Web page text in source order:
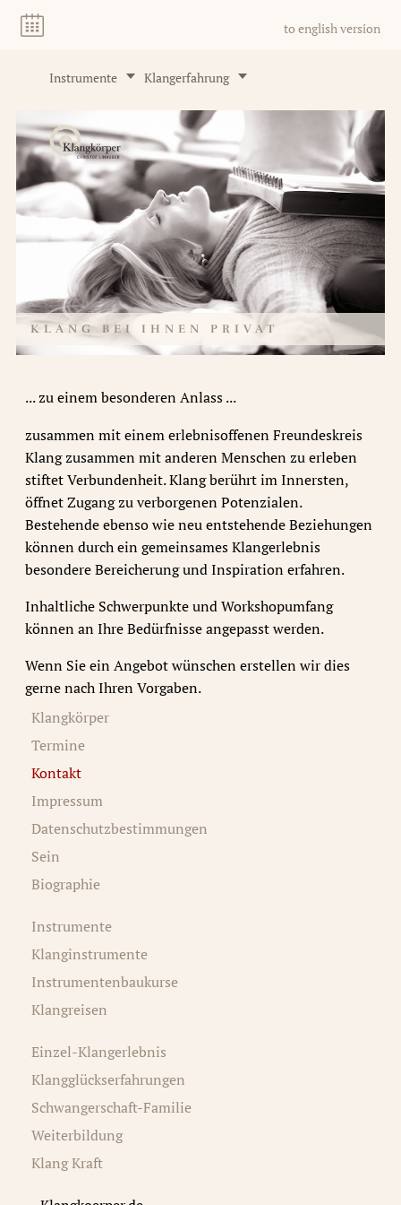
to english version
Instrumente Klangerfahrung
KLANG BEI IHNEN PRIVAT
... zu einem besonderen Anlass ...
zusammen mit einem erlebnisoffenen Freundeskreis
Klang zusammen mit anderen Menschen zu erleben
stiftet Verbundenheit. Klang berührt im Innersten,
öffnet Zugang zu verborgenen Potenzialen.
Bestehende ebenso wie neu entstehende Beziehungen
können durch ein gemeinsames Klangerlebnis
besondere Bereicherung und Inspiration erfahren.
Inhaltliche Schwerpunkte und Workshopumfang
können an Ihre Bedürfnisse angepasst werden.
Wenn Sie ein Angebot wünschen erstellen wir dies
gerne nach Ihren Vorgaben.
Klangkörper
Termine
Kontakt
Impressum
Datenschutzbestimmungen
Sein
Biographie
Instrumente
Klanginstrumente
Instrumentenbaukurse
Klangreisen
Einzel-Klangerlebnis
Klangglückserfahrungen
Schwangerschaft-Familie
Weiterbildung
Klang Kraft